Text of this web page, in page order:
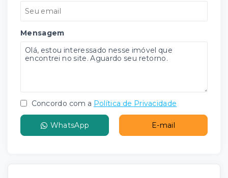
Mensagem
Concordo com a Política de Privacidade
WhatsApp E-mail